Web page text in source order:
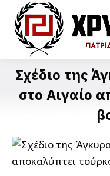
Σχέδιο της
στο Αιγαίο